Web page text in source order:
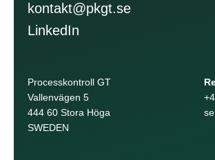
kontakt@pkgt.se
LinkedIn
Processkontroll GT
Vallenvägen 5
444 60 Stora Höga
SWEDEN